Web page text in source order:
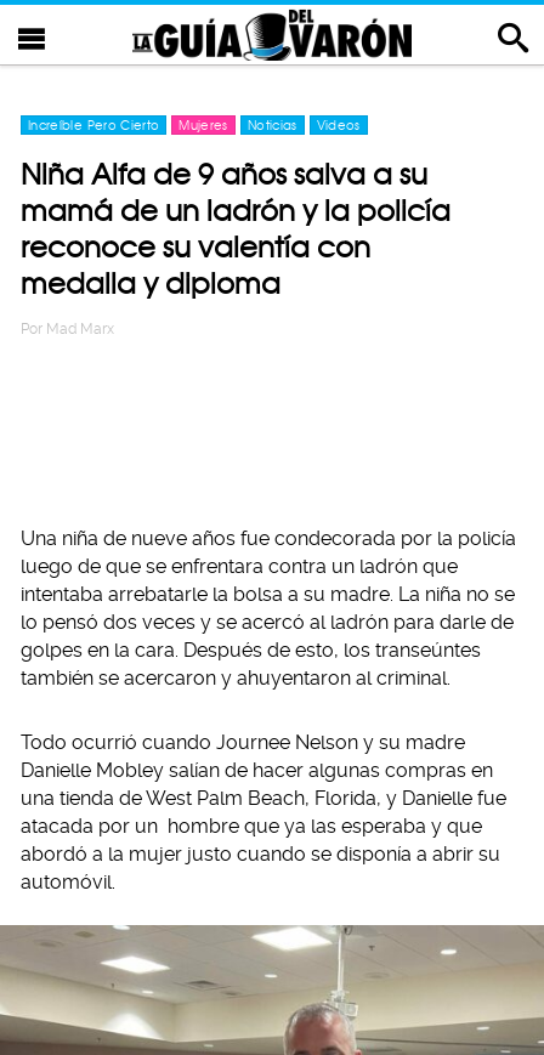
Increíble Pero Cierto Mujeres Noticias Videos
Niña Alfa de 9 años salva a su
mamá de un ladrón y la policía
reconoce su valentía con
medalla y diploma
Por Mad Marx
Una niña de nueve años fue condecorada por la policía
luego de que se enfrentara contra un ladrón que
intentaba arrebatarle la bolsa a su madre. La niña no se
lo pensó dos veces y se acercó al ladrón para darle de
golpes en la cara. Después de esto, los transeúntes
también se acercaron y ahuyentaron al criminal.
Todo ocurrió cuando Journee Nelson y su madre
Danielle Mobley salían de hacer algunas compras en
una tienda de West Palm Beach, Florida, y Danielle fue
atacada por un hombre que ya las esperaba y que
abordó a la mujer justo cuando se disponía a abrir su
automóvil.